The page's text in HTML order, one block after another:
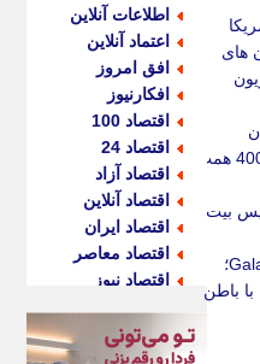
آمریکا
های
سهامداران بورس با بیش از 400 همت
بیت
بررسی گوشی Galaxy Z Flip8؛
باطن
اطلاعات آنلاین
اعتماد آنلاین
افق امروز
افکارنیوز
اقتصاد 100
اقتصاد 24
اقتصاد آزاد
اقتصاد آنلاین
اقتصاد ایران
اقتصاد معاصر
اقتصاد نیوز
اکوفارس
اکونگار